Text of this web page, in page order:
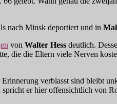
nach Minsk deportiert und in
von Walter Hess deutlich.
die die Eltern viele Nerven
verblasst sind bleibt
er hier offensichtlich von